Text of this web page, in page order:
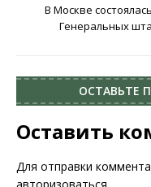
В Москве
Генеральных
ОСТАВЬТЕ
Оставить
Для отправки